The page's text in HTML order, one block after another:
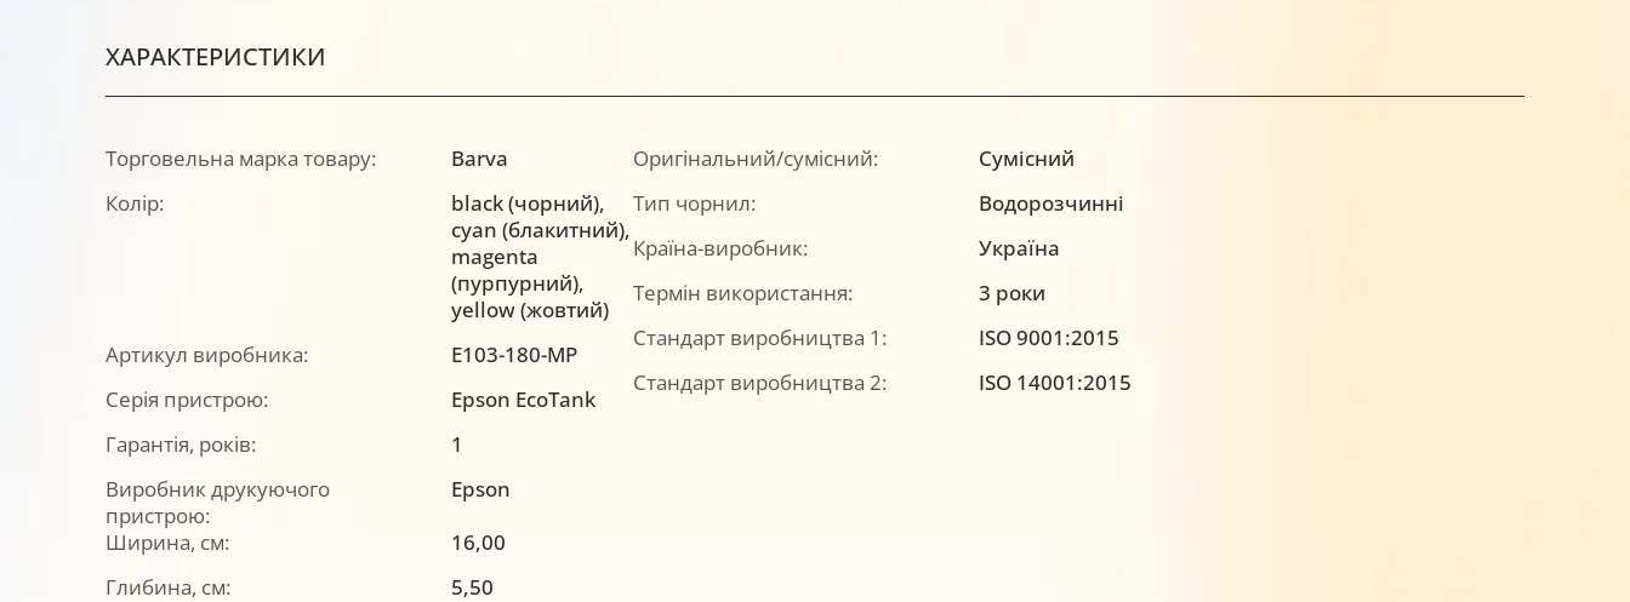
ХАРАКТЕРИСТИКИ
Торговельна марка товару:
Barva
Колір:
black (чорний),
cyan (блакитний),
magenta
(пурпурний),
yellow (жовтий)
Артикул виробника:
E103-180-MP
Серія пристрою:
Epson EcoTank
Гарантія, років:
1
Виробник друкуючого
пристрою:
Epson
Оригінальний/сумісний:
Сумісний
Тип чорнил:
Водорозчинні
Країна-виробник:
Україна
Термін використання:
3 роки
Стандарт виробництва 1:
ISO 9001:2015
Стандарт виробництва 2:
ISO 14001:2015
Ширина, см:
16,00
Глибина, см:
5,50